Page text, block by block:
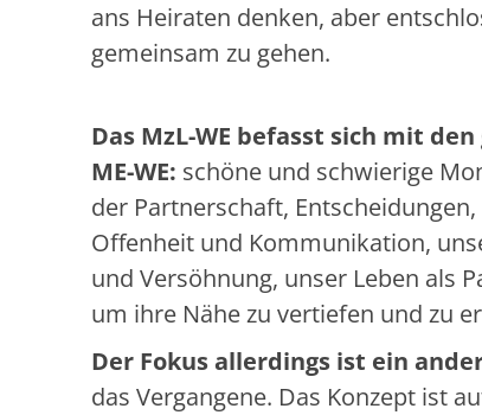
ans Heiraten denken, aber
gemeinsam zu gehen.
Das MzL-WE befasst sich mit
ME-WE: schöne und schwierige
der Partnerschaft,
Offenheit und Kommunikation,
und Versöhnung, unser Leben als
um ihre Nähe zu vertiefen und zu
Der Fokus allerdings ist ein
das Vergangene. Das Konzept ist